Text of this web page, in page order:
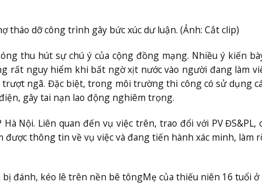
dỡ công trình gây bức xúc dư luận. (Ảnh: Cắt clip)
thu hút sự chú ý của cộng đồng mạng. Nhiều ý kiến
rất nguy hiểm khi bất ngờ xịt nước vào người đang làm
ngã. Đặc biệt, trong môi trường thi công có sử dụng
gây tai nạn lao động nghiêm trọng.
Nội. Liên quan đến vụ việc trên, trao đổi với PV ĐS&PL,
được thông tin về vụ việc và đang tiến hành xác minh, làm
bị đánh, kéo lê trên nền bê tôngMẹ của thiếu niên 16 tuổi ở